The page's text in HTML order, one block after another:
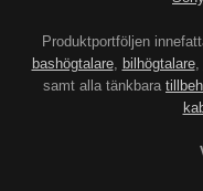
Produktportföljen
bashögtalare, bilhögtalare,
samt alla tänkbara